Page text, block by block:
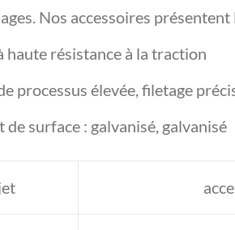
Nos accessoires
haute résistance à la traction
processus élevée, filetage
de surface : galvanisé, galvanisé